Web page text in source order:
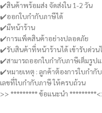
✔️สินค้าพร้อมส่ง จัดส่งใน 1-2 วัน
✔️ออกใบกำกับภาษีได้
✔️มีหน้าร้าน
✔️การแพ็คสินค้าอย่างปลอดภัย
✔️รับสินค้าที่หน้าร้านได้ เข้ารับด่วน
✔️สามารถออกใบกำกับภาษีเต็มรูป
✔️หมายเหตุ : ลูกค้าต้องการใบกำ
เลขที่ใบกำกับภาษี ให้ครบถ้วน
>> ********* ข้อแนะนำ